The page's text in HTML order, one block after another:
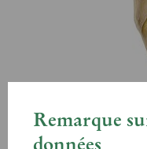
QS 18Remarque
données